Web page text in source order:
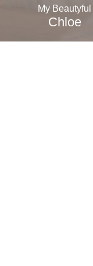
My Beautyful
Chloe